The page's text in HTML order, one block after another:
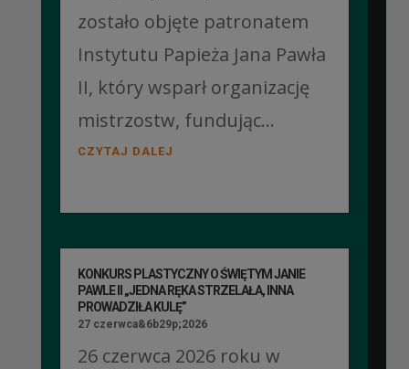
zostało objęte patronatem
Instytutu Papieża Jana Pawła
II, który wsparł organizację
mistrzostw, fundując...
CZYTAJ DALEJ
KONKURS PLASTYCZNY O ŚWIĘTYM JANIE
PAWLE II „JEDNA RĘKA STRZELAŁA, INNA
PROWADZIŁA KULĘ”
27 czerwca&6b29p;2026
26 czerwca 2026 roku w